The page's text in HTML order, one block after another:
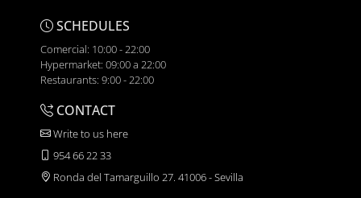
SCHEDULES
Comercial: 10:00 - 22:00
Hypermarket: 09:00 a 22:00
Restaurants: 9:00 - 22:00
CONTACT
Write to us here
954 66 22 33
Ronda del Tamarguillo 27. 41006 - Sevilla